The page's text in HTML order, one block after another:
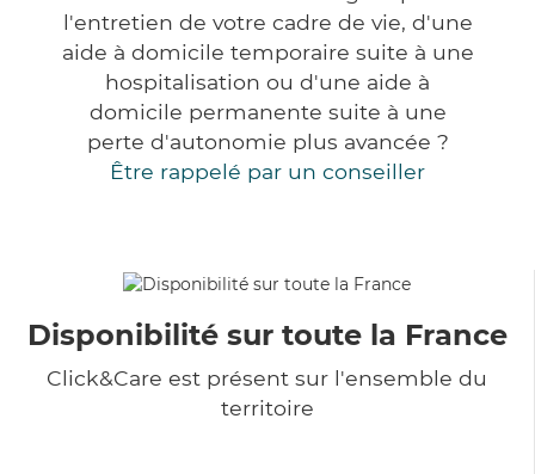
l'entretien de votre cadre de vie, d'une
aide à domicile temporaire suite à une
hospitalisation ou d'une aide à
domicile permanente suite à une
perte d'autonomie plus avancée ?
Être rappelé par un conseiller
Disponibilité sur toute la France
Click&Care est présent sur l'ensemble du
territoire